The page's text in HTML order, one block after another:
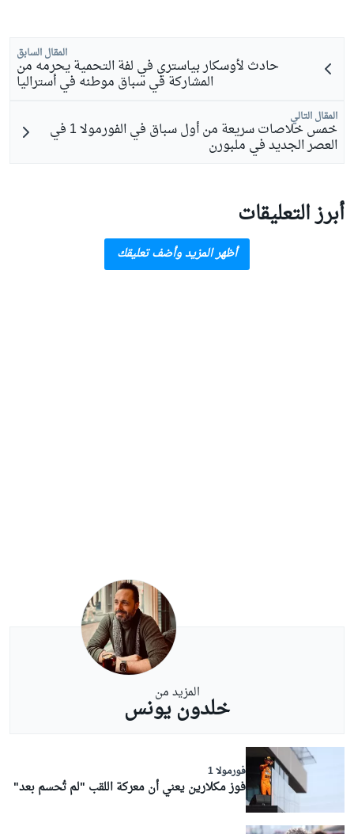
المقال السابق
حادث لأوسكار بياستري في لفة التحمية يحرمه من
المشاركة في سباق موطنه في أستراليا
المقال التالي
خمس خلاصات سريعة من أول سباق في الفورمولا 1 في
العصر الجديد في ملبورن
أبرز التعليقات
أظهر المزيد وأضف تعليقك
المزيد من
خلدون يونس
فورمولا 1
فوز مكلارين يعني أن معركة اللقب "لم تُحسم بعد"